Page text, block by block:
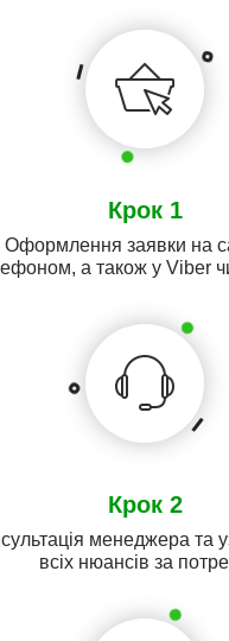
Крок 1
Оформлення заявки на
а також у Viber
Крок 2
менеджера та
всіх нюансів за